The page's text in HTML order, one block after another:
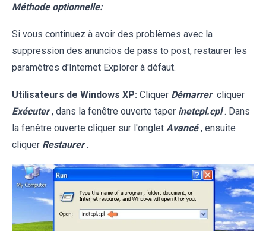
Méthode optionnelle:
Si vous continuez à avoir des problèmes avec la
suppression des anuncios de pass to post, restaurer les
paramètres d'Internet Explorer à défaut.
Utilisateurs de Windows XP: Cliquer Démarrer cliquer
Exécuter , dans la fenêtre ouverte taper inetcpl.cpl . Dans
la fenêtre ouverte cliquer sur l'onglet Avancé , ensuite
cliquer Restaurer .